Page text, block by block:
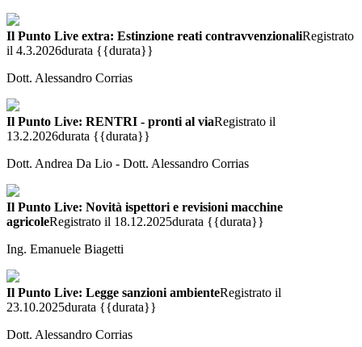
Il Punto Live extra: Estinzione reati contravvenzionaliRegistrato
il 4.3.2026durata {{durata}}
Dott. Alessandro Corrias
Il Punto Live: RENTRI - pronti al viaRegistrato il
13.2.2026durata {{durata}}
Dott. Andrea Da Lio - Dott. Alessandro Corrias
Il Punto Live: Novità ispettori e revisioni macchine
agricoleRegistrato il 18.12.2025durata {{durata}}
Ing. Emanuele Biagetti
Il Punto Live: Legge sanzioni ambienteRegistrato il
23.10.2025durata {{durata}}
Dott. Alessandro Corrias